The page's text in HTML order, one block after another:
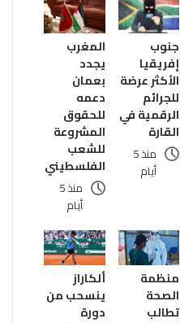
جنوب
إفريقيا
الأكثر عرضة
للجرائم
الرقمية في
القارة
منذ 5
أيام
المغرب
يجدد
بعمان
دعمه
للحقوق
المشروعة
للشعب
الفلسطيني
منذ 5
أيام
منظمة
الصحة
تطالب
ألكاراز
ينسحب من
دورة